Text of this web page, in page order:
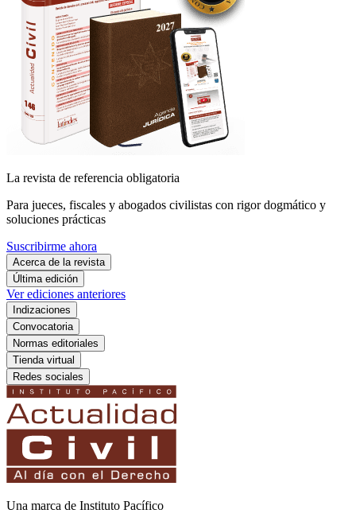
La revista de referencia obligatoria
Para jueces, fiscales y abogados civilistas con rigor dogmático y
soluciones prácticas
Suscribirme ahora
Acerca de la revista
Última edición
Ver ediciones anteriores
Indizaciones
Convocatoria
Normas editoriales
Tienda virtual
Redes sociales
Una marca de Instituto Pacífico